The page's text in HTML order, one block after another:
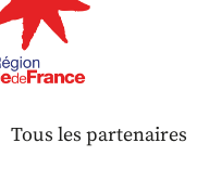
Tous les partenaires